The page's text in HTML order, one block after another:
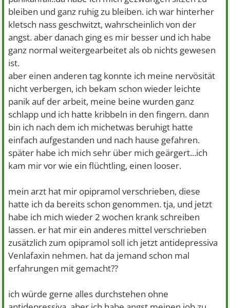
bleiben und ganz ruhig zu bleiben. ich war hinterher
kletsch nass geschwitzt, wahrscheinlich von der
angst. aber danach ging es mir besser und ich habe
ganz normal weitergearbeitet als ob nichts gewesen
ist.
aber einen anderen tag konnte ich meine nervösität
nicht verbergen, ich bekam schon wieder leichte
panik auf der arbeit, meine beine wurden ganz
schlapp und ich hatte kribbeln in den fingern. dann
bin ich nach dem ich michetwas beruhigt hatte
einfach aufgestanden und nach hause gefahren.
später habe ich mich sehr über mich geärgert...ich
kam mir vor wie ein flüchtling, einen looser.
mein arzt hat mir opipramol verschrieben, diese
hatte ich da bereits schon genommen. tja, und jetzt
habe ich mich wieder 2 wochen krank schreiben
lassen. er hat mir ein anderes mittel verschrieben
zusätzlich zum opipramol soll ich jetzt antidepressiva
Venlafaxin nehmen. hat da jemand schon mal
erfahrungen mit gemacht??
ich würde gerne alles durchstehen ohne